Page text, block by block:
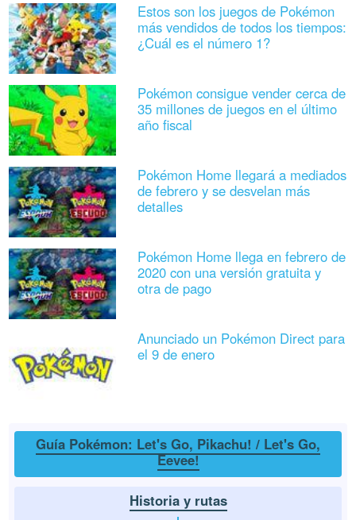
Estos son los juegos de Pokémon
más vendidos de todos los tiempos:
¿Cuál es el número 1?
Pokémon consigue vender cerca de
35 millones de juegos en el último
año fiscal
Pokémon Home llegará a mediados
de febrero y se desvelan más
detalles
Pokémon Home llega en febrero de
2020 con una versión gratuita y
otra de pago
Anunciado un Pokémon Direct para
el 9 de enero
Guía Pokémon: Let's Go, Pikachu! / Let's Go,
Eevee!
Historia y rutas